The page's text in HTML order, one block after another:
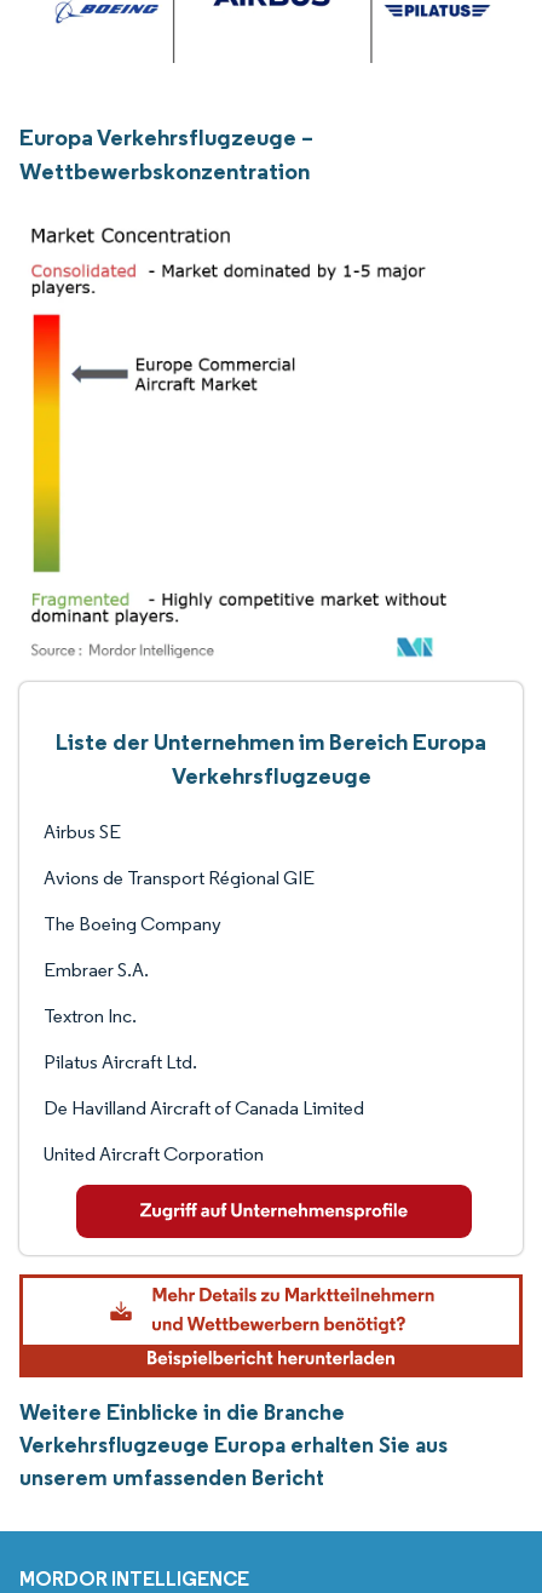
Europa Verkehrsflugzeuge –
Wettbewerbskonzentration
Liste der Unternehmen im Bereich Europa
Verkehrsflugzeuge
Airbus SE
Avions de Transport Régional GIE
The Boeing Company
Embraer S.A.
Textron Inc.
Pilatus Aircraft Ltd.
De Havilland Aircraft of Canada Limited
United Aircraft Corporation
Weitere Einblicke in die Branche
Verkehrsflugzeuge Europa erhalten Sie aus
unserem umfassenden Bericht
MORDOR INTELLIGENCE